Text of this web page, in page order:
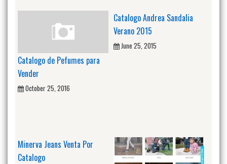
Catalogo de Pefumes para
Vender
October 25, 2016
Catalogo Andrea Sandalia
Verano 2015
June 25, 2015
Minerva Jeans Venta Por
Catalogo